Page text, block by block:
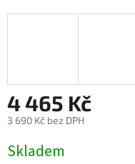
4 465 Kč
3 690 Kč bez DPH
cena:
Skladem